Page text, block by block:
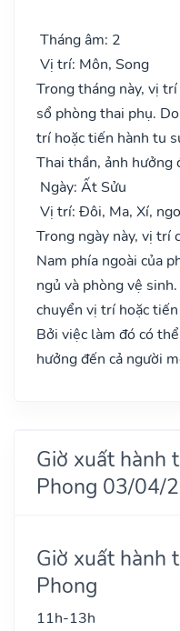
Tháng âm: 2
Vị trí: Môn, Song
Trong tháng này, vị
sổ phòng thai phụ.
trí hoặc tiến hành tu
Thai thần, ảnh hưởng
Ngày: Ất Sửu
Vị trí: Đôi, Ma, Xí,
Trong ngày này, vị trí
Nam phía ngoài của
ngủ và phòng vệ
chuyển vị trí hoặc
Bởi việc làm đó có
hưởng đến cả người
Giờ xuất hành
Phong 03/04/
Giờ xuất hành
Phong
11h-13h